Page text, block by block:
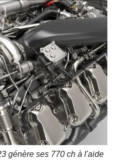
génère ses 770 ch à l'aide